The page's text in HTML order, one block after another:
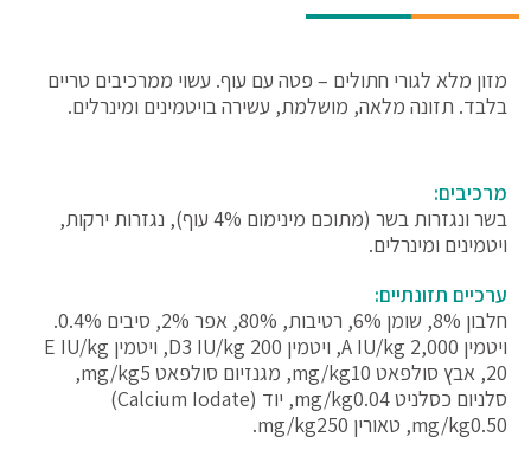
מזון מלא לגורי חתולים – פטה עם עוף. עשוי ממרכיבים טריים
בלבד. תזונה מלאה, מושלמת, עשירה בויטמינים ומינרלים.
מרכיבים:
בשר ונגזרות בשר (מתוכם מינימום 4% עוף), נגזרות ירקות,
ויטמינים ומינרלים.
ערכיים תזונתיים:
חלבון 8%, שומן 6%, רטיבות, 80%, אפר 2%, סיבים 0.4%.
ויטמין A IU/kg 2,000, ויטמין D3 IU/kg 200, ויטמין E IU/kg
20, אבץ סולפאט mg/kg10, מגנזיום סולפאט mg/kg5,
סלניום כסלניט mg/kg0.04, יוד (Calcium Iodate)
mg/kg0.50, טאורין mg/kg250.